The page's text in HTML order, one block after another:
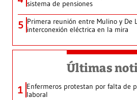
sistema de pensiones
5 Primera reunión entre Mulino y De
interconexión eléctrica en la mira
Últimas
1 Enfermeros protestan por falta de
laboral